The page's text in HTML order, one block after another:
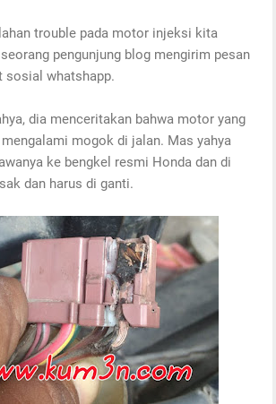
trouble pada motor injeksi kita
pengunjung blog mengirim pesan
sosial whatshapp.
dia menceritakan bahwa motor yang
mogok di jalan. Mas yahya
ke bengkel resmi Honda dan di
dan harus di ganti.